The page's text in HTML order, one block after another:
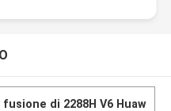
di 2288H V6 Huaw